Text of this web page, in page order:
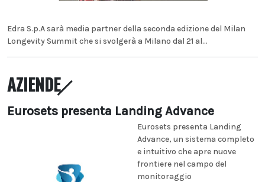
Edra S.p.A sarà media partner della seconda edizione del Milan
Longevity Summit che si svolgerà a Milano dal 21 al...
AZIENDE
Eurosets presenta Landing Advance
Eurosets presenta Landing
Advance, un sistema completo
e intuitivo che apre nuove
frontiere nel campo del
monitoraggio